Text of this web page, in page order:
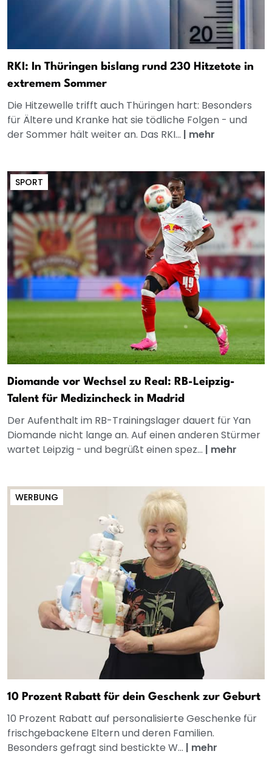
RKI: In Thüringen bislang rund 230 Hitzetote in
extremem Sommer
Die Hitzewelle trifft auch Thüringen hart: Besonders
für Ältere und Kranke hat sie tödliche Folgen - und
der Sommer hält weiter an. Das RKI... | mehr
SPORT
Diomande vor Wechsel zu Real: RB-Leipzig-
Talent für Medizincheck in Madrid
Der Aufenthalt im RB-Trainingslager dauert für Yan
Diomande nicht lange an. Auf einen anderen Stürmer
wartet Leipzig - und begrüßt einen spez... | mehr
WERBUNG
10 Prozent Rabatt für dein Geschenk zur Geburt
10 Prozent Rabatt auf personalisierte Geschenke für
frischgebackene Eltern und deren Familien.
Besonders gefragt sind bestickte W... | mehr